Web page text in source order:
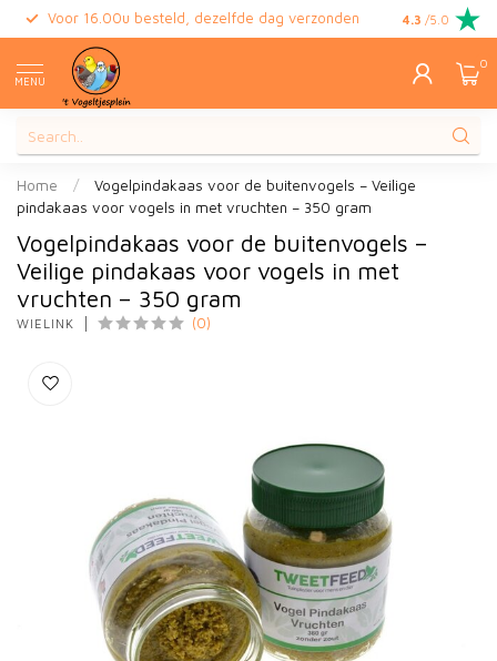
Voor 16.00u besteld, dezelfde dag verzonden Gratis
4.3 /5.0
MENU
0
Home /
Vogelpindakaas voor de buitenvogels – Veilige
pindakaas voor vogels in met vruchten – 350 gram
Vogelpindakaas voor de buitenvogels –
Veilige pindakaas voor vogels in met
vruchten – 350 gram
WIELINK (0)